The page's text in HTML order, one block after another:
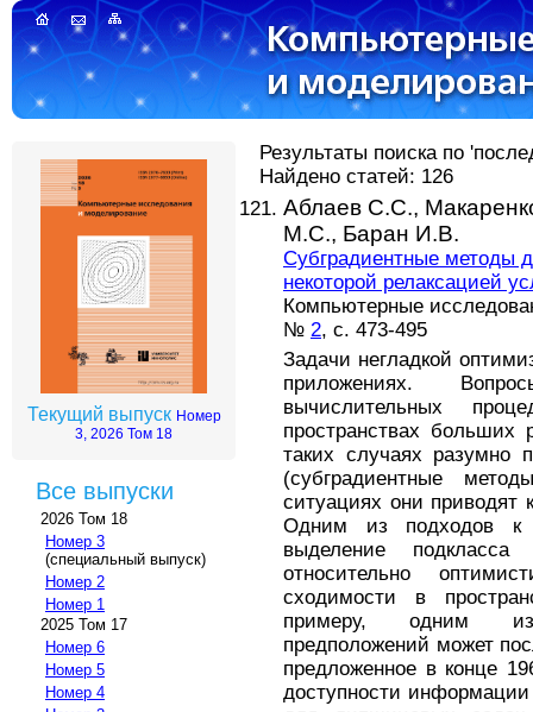
Текущий выпуск Номер
3, 2026 Том 18
Все выпуски
2026 Том 18
Номер 3
(специальный выпуск)
Номер 2
Номер 1
2025 Том 17
Номер 6
Номер 5
Номер 4
Результаты поиска по
Найдено статей: 126
Аблаев С.С.,
М.С., Баран И.В.
Субградиентные методы
некоторой релаксацией
Компьютерные
№ 2, с. 473-495
Задачи негладкой
приложениях.
вычислительных
пространствах больших
таких случаях разумно
(субградиентные
ситуациях они приводят
Одним из подходов к
выделение подкласса
относительно
сходимости в
примеру, одним из
предположений может
предложенное в конце
доступности